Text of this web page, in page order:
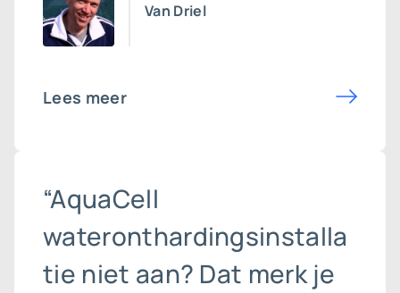
Van Driel
Lees meer
“AquaCell
wateronthardingsinstalla
tie niet aan? Dat merk je